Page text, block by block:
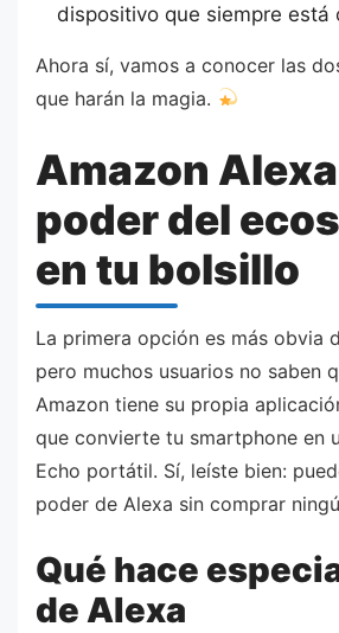
dispositivo que siempre está
Ahora sí, vamos a conocer las
que harán la magia.
Amazon
poder del
en tu bolsillo
La primera opción es más obvia
pero muchos usuarios no saben
Amazon tiene su propia
que convierte tu smartphone en
Echo portátil. Sí, leíste bien:
poder de Alexa sin comprar
Qué hace
de Alexa